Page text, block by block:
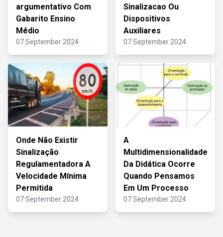
argumentativo Com
Gabarito Ensino
Médio
07 September 2024
Sinalizacao Ou
Dispositivos
Auxiliares
07 September 2024
Onde Não Existir
Sinalização
Regulamentadora A
Velocidade Mínima
Permitida
07 September 2024
A
Multidimensionalidade
Da Didática Ocorre
Quando Pensamos
Em Um Processo
07 September 2024